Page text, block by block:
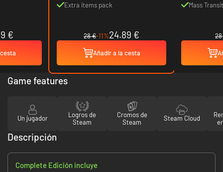
€
Extra items pack
28 €-11%24.89 €
Añadir a la cesta
Mass
Game features
Un jugador
Logros de
Steam
Cromos de
Steam
Steam Cloud
Descripción
Complete Edición incluye